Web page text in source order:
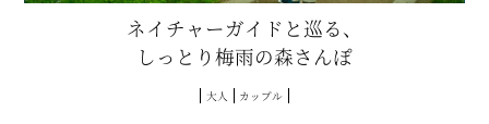
ネイチャーガイドと巡る、
しっとり梅雨の森さんぽ
大人 カップル